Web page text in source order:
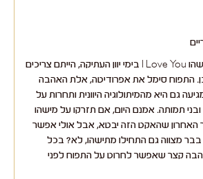
אם רציתם לרמוז למישהו I Love You בימי יוון העתיקה, הייתם צריכים
כן. התפוח סימל את אפרודיטה, אלת האהבה
גם היא מהמיתולוגיה היוונית ותחרות על
תמותה. אמנם היום, אם תזרקו על מישהו
שהאקט הזה יבטא, אבל אולי אפשר
בבר מצווה גם התחילו מתישהו, לא? בכל
קצר שאפשר לחרוט על התפוח לפני